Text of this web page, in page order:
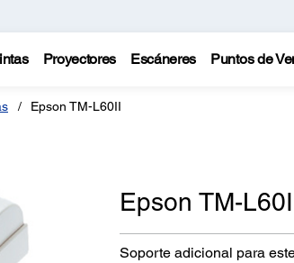
Proyectores Escáneres Puntos de
Epson TM-L60II
Epson TM-
Soporte adicional para